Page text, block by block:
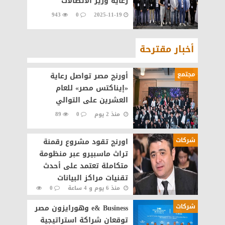
2025-11-19
0
943
أخبار مقترحة
مجتمع
أورنچ مصر تواصل رعاية
«إيناكتس مصر» للعام
العشرين على التوالي
منذ 2 يوم 0
89
شركات
اورنچ تقود مشروع رقمنة
تراث ماسبيرو عبر منظومة
متكاملة تعتمد على أحدث
تقنيات مراكز البيانات
والذكاء الاصطناعى
منذ 6 يوم و 4 ساعة
0
157
شركات
e& Business وهورايزون مصر
توقعان شراكة استراتيجية